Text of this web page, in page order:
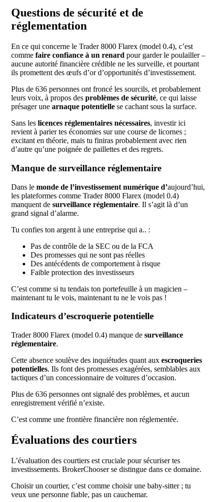
Questions de sécurité et de
réglementation
En ce qui concerne le Trader 8000 Flarex (model 0.4), c’est
comme faire confiance à un renard pour garder le poulailler –
aucune autorité financière crédible ne les surveille, et pourtant
ils promettent des œufs d’or d’opportunités d’investissement.
Plus de 636 personnes ont froncé les sourcils, et probablement
leurs voix, à propos des problèmes de sécurité, ce qui laisse
présager une arnaque potentielle se cachant sous la surface.
Sans les licences réglementaires nécessaires, investir ici
revient à parier tes économies sur une course de licornes ;
excitant en théorie, mais tu finiras probablement avec rien
d’autre qu’une poignée de paillettes et des regrets.
Manque de surveillance réglementaire
Dans le monde de l’investissement numérique d’aujourd’hui,
les plateformes comme Trader 8000 Flarex (model 0.4)
manquent de surveillance réglementaire. Il s’agit là d’un
grand signal d’alarme.
Tu confies ton argent à une entreprise qui a.. :
Pas de contrôle de la SEC ou de la FCA
Des promesses qui ne sont pas réelles
Des antécédents de comportement à risque
Faible protection des investisseurs
C’est comme si tu tendais ton portefeuille à un magicien –
maintenant tu le vois, maintenant tu ne le vois pas !
Indicateurs d’escroquerie potentielle
Trader 8000 Flarex (model 0.4) manque de surveillance
réglementaire.
Cette absence soulève des inquiétudes quant aux escroqueries
potentielles. Ils font des promesses exagérées, semblables aux
tactiques d’un concessionnaire de voitures d’occasion.
Plus de 636 personnes ont signalé des problèmes, et aucun
enregistrement vérifié n’existe.
C’est comme une frontière financière non réglementée.
Évaluations des courtiers
L’évaluation des courtiers est cruciale pour sécuriser tes
investissements. BrokerChooser se distingue dans ce domaine.
Choisir un courtier, c’est comme choisir une baby-sitter ; tu
veux une personne fiable, pas un cauchemar.